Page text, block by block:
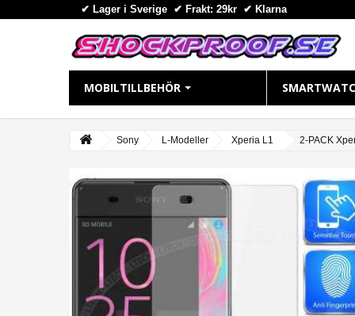
✔ Lager i Sverige ✔ Frakt: 29kr ✔ Klarna
MOBILTILLBEHÖR
iPhone 16 Pro Max
iPhone 15 Pro Max
Apple Watch
Apple Watch
Apple
Apple
Apple Watch
Apple
Sony L-Modeller Xperia L1 2-PACK